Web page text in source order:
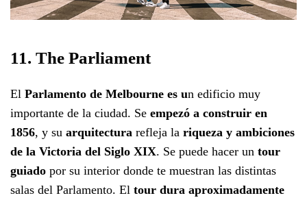
11. The Parliament
El Parlamento de Melbourne es un edificio muy
importante de la ciudad. Se empezó a construir en
1856, y su arquitectura refleja la riqueza y ambiciones
de la Victoria del Siglo XIX. Se puede hacer un tour
guiado por su interior donde te muestran las distintas
salas del Parlamento. El tour dura aproximadamente